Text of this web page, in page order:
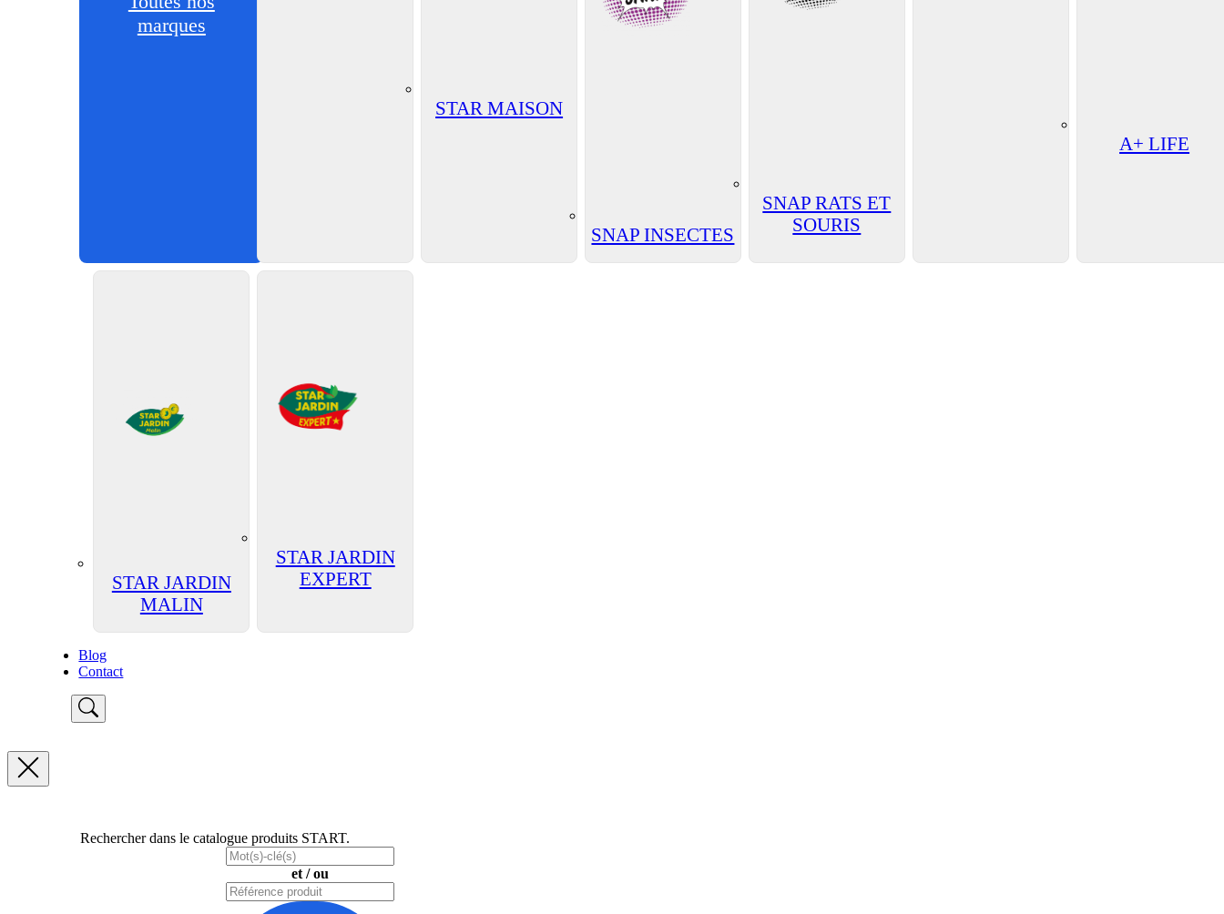
marques
STAR MAISON
SNAP INSECTES
SNAP RATS ET
SOURIS
A+ LIFE
STAR JARDIN
MALIN
STAR JARDIN
EXPERT
Blog
Contact
Rechercher dans le catalogue produits START.
et / ou